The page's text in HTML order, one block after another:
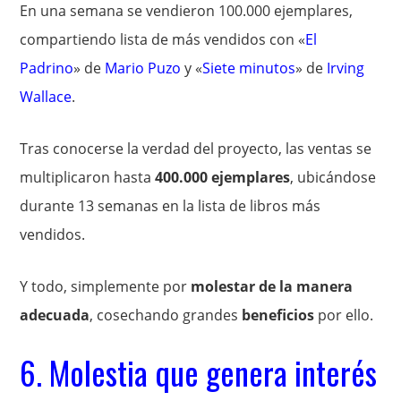
En una semana se vendieron 100.000 ejemplares,
compartiendo lista de más vendidos con «El
Padrino» de Mario Puzo y «Siete minutos» de Irving
Wallace.
Tras conocerse la verdad del proyecto, las ventas se
multiplicaron hasta400.000 ejemplares, ubicándose
durante 13 semanas en la lista de libros más
vendidos.
Y todo, simplemente por molestar de la manera
adecuada, cosechando grandes beneficios por ello.
6. Molestia que genera interés